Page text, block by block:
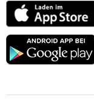
App
Store